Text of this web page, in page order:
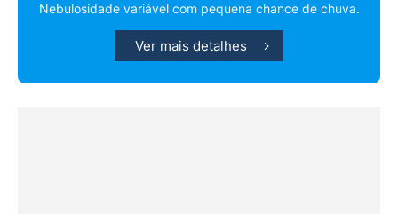
Nebulosidade variável com pequena chance de chuva.
Ver mais detalhes